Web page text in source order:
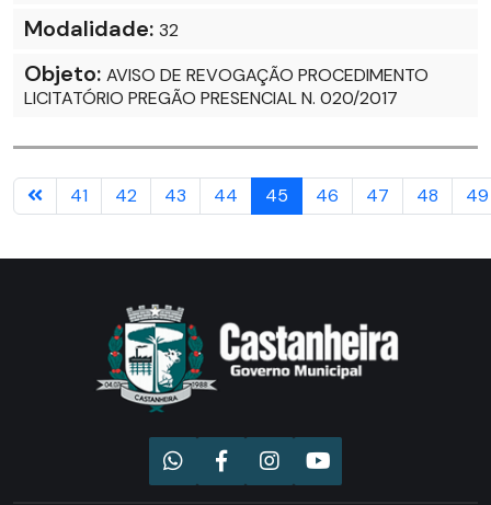
Modalidade: 32
Objeto: AVISO DE REVOGAÇÃO PROCEDIMENTO
LICITATÓRIO PREGÃO PRESENCIAL N. 020/2017
41 42 43 44 45 46 47 48 49